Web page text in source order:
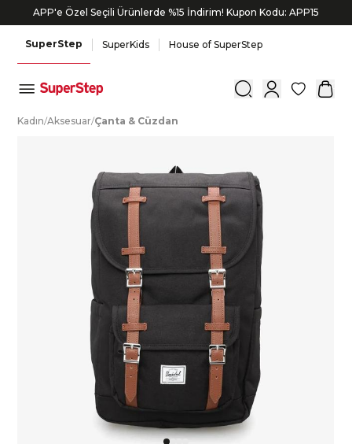
APP'e Özel Seçili Ürünlerde %15 İndirim! Kupon Kodu: APP15
SuperStep SuperKids House of SuperStep
0
Kadın/Aksesuar/Çanta & Cüzdan